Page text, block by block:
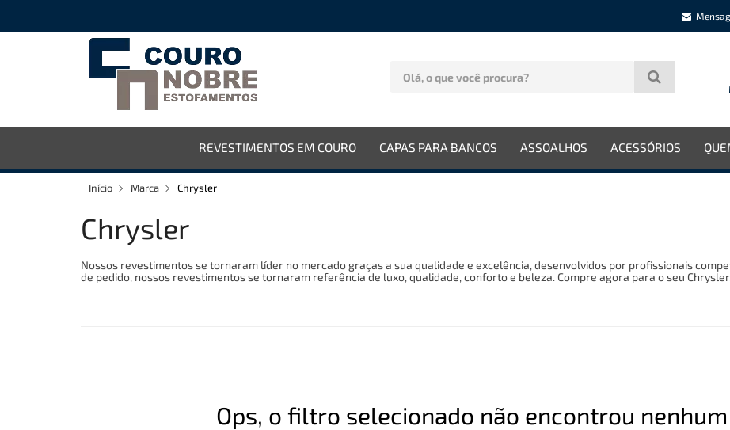
REVESTIMENTOS EM COURO CAPAS PARA BANCOS ASSOALHOS ACESSÓRIOS
Início Marca Chrysler
Chrysler
Nossos revestimentos se tornaram líder no mercado graças a sua qualidade e excelência, desenvolvidos por profissionais
de pedido, nossos revestimentos se tornaram referência de luxo, qualidade, conforto e beleza. Compre agora para o seu Chrysler.
Ops, o filtro selecionado não encontrou